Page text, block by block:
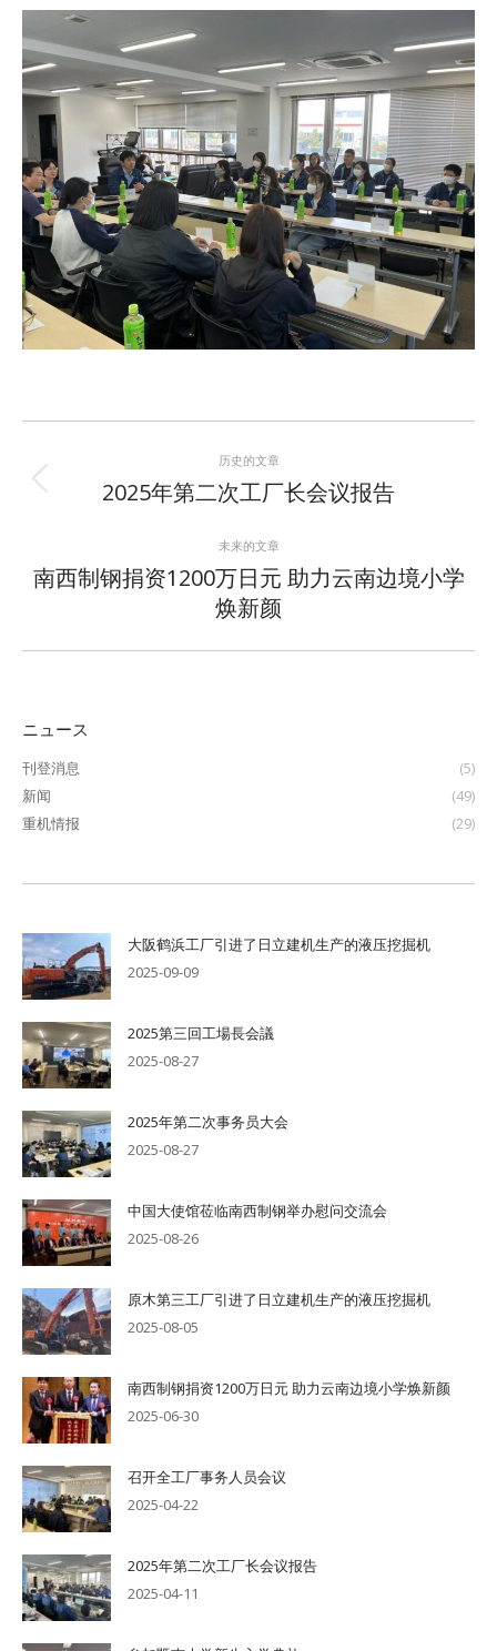
章
导
历史的文章
历
史
文
章：
2025年第二次工厂长会议报告
未来的文章
未
来
文
南西制钢捐资1200万日元 助力云南边境小学
焕新颜
ニュース
刊登消息
(5)
新闻
(49)
重机情报
(29)
大阪鹤浜工厂引进了日立建机生产的液压挖掘机
2025-09-09
2025第三回工場長会議
2025-08-27
2025年第二次事务员大会
2025-08-27
中国大使馆莅临南西制钢举办慰问交流会
2025-08-26
原木第三工厂引进了日立建机生产的液压挖掘机
2025-08-05
南西制钢捐资1200万日元 助力云南边境小学焕新颜
2025-06-30
召开全工厂事务人员会议
2025-04-22
2025年第二次工厂长会议报告
2025-04-11